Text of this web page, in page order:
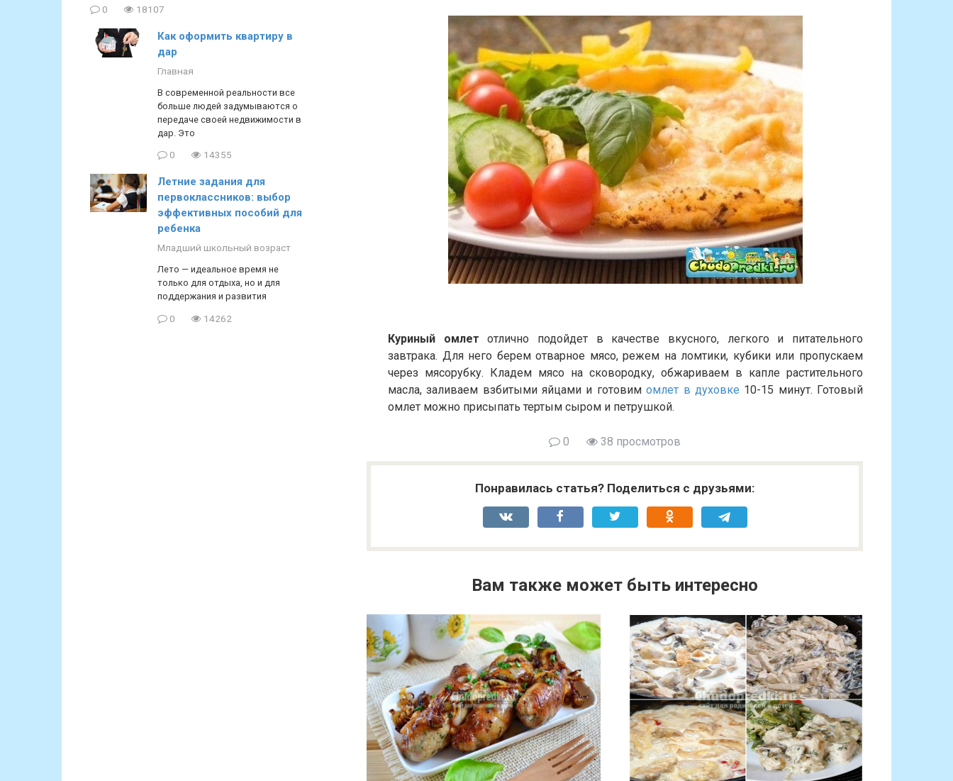
Куриный омлет отлично подойдет в качестве вкусного, легкого и питательного
завтрака. Для него берем отварное мясо, режем на ломтики, кубики или пропускаем
через мясорубку. Кладем мясо на сковородку, обжариваем в капле растительного
масла, заливаем взбитыми яйцами и готовимомлет в духовке 10-15 минут. Готовый
омлет можно присыпать тертым сыром и петрушкой.
0 38 просмотров
Понравилась статья? Поделиться с друзьями:
Вам также может быть интересно
0 18107
Как оформить квартиру в
дар
Главная
В современной реальности все
больше людей задумываются о
передаче своей недвижимости в
дар. Это
0 14355
Летние задания для
первоклассников: выбор
эффективных пособий для
ребенка
Младший школьный возраст
Лето — идеальное время не
только для отдыха, но и для
поддержания и развития
0 14262